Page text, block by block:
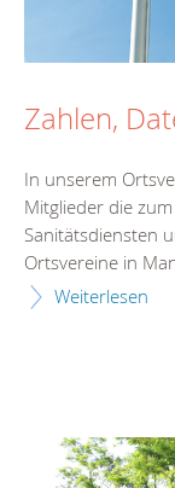
Zahlen,
In unserem
Mitglieder die
Sanitätsdiensten
Ortsvereine in
Weiterlesen